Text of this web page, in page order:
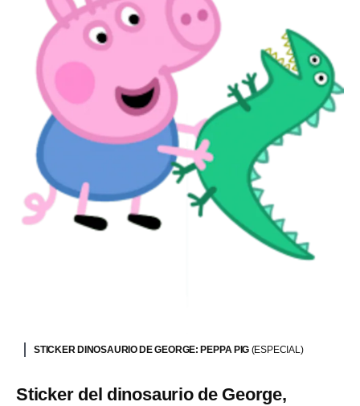
STICKER DINOSAURIO DE GEORGE: PEPPA PIG (ESPECIAL)
Sticker del dinosaurio de George,